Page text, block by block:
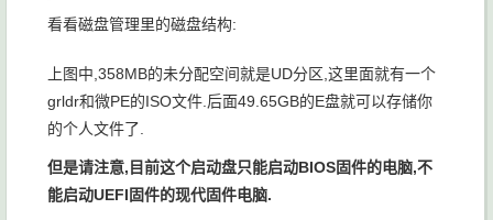
看看磁盘管理里的磁盘结构:
上图中,358MB的未分配空间就是UD分区,这里面就有一个
grldr和微PE的ISO文件.后面49.65GB的E盘就可以存储你
的个人文件了.
但是请注意,目前这个启动盘只能启动BIOS固件的电脑,不
能启动UEFI固件的现代固件电脑.